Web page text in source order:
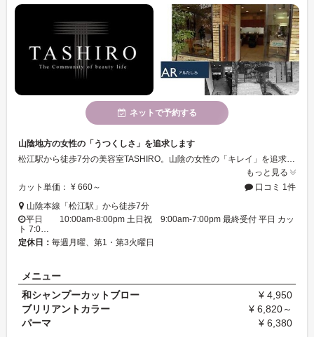
ネットで予約する
山陰地方の女性の「うつくしさ」を追求します
もっと見る
カット単価： ¥ 660～
口コミ 1件
山陰本線「松江駅」から徒歩7分
平日 10:00am-8:00pm 土日祝 9:00am-7:00pm 最終受付 平日 カッ
ト 7:0…
定休日： 毎週月曜、第1・第3火曜日
メニュー
和シャンプーカットブロー
¥ 4,950
ブリリアントカラー
¥ 6,820～
パーマ
¥ 6,380